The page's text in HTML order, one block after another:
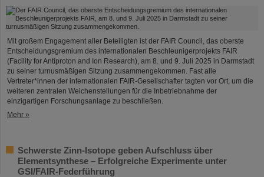
Mit großem Engagement aller Beteiligten ist der FAIR Council, das oberste
Entscheidungsgremium des internationalen Beschleunigerprojekts FAIR
(Facility for Antiproton and Ion Research), am 8. und 9. Juli 2025 in Darmstadt
zu seiner turnusmäßigen Sitzung zusammengekommen. Fast alle
Vertreter*innen der internationalen FAIR-Gesellschafter tagten vor Ort, um die
weiteren zentralen Weichenstellungen für die Inbetriebnahme der
einzigartigen Forschungsanlage zu beschließen.
Mehr »
Schwerste Zinn-Isotope geben Aufschluss über
Elementsynthese – Erfolgreiche Experimente unter
GSI/FAIR-Federführung